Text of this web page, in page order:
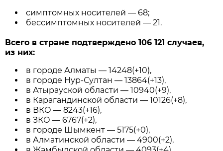
симптомных носителей — 68;
бессимптомных носителей — 21.
Всего в стране подтверждено 106 121 случаев,
из них:
в городе Алматы — 14248(+10),
в городе Нур-Султан — 13864(+13),
в Атырауской области — 10940(+9),
в Карагандинской области — 10126(+8),
в ВКО — 8243(+16),
в ЗКО — 6767(+2),
в городе Шымкент — 5175(+0),
в Алматинской области — 4900(+2),